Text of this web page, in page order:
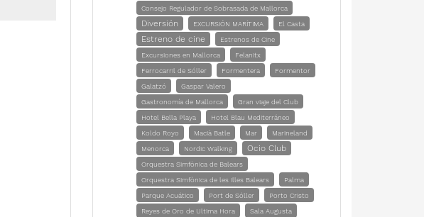
Consejo Regulador de Sobrasada de Mallorca
Diversión EXCURSIÓN MARÍTIMA El Casta
Estreno de cine
Estrenos de Cine
Excursiones en Mallorca
Felanitx
Ferrocarril de Sóller
Formentera
Formentor
Galatzó
Gaspar Valero
Gastronomía de Mallorca
Gran viaje del Club
Hotel Bella Playa
Hotel Blau Mediterráneo
Koldo Royo
Macià Batle Mar
Marineland
Menorca
Nordic Walking Ocio Club
Orquestra Simfònica de Balears
Orquestra Simfònica de les Illes Balears
Palma
Parque Acuático
Port de Sóller
Porto Cristo
Reyes de Oro de Ultima Hora
Sala Augusta